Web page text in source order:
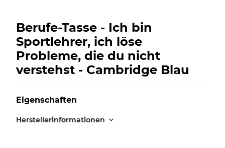
Berufe-Tasse - Ich bin
Sportlehrer, ich löse
Probleme, die du nicht
verstehst - Cambridge Blau
Eigenschaften
Herstellerinformationen